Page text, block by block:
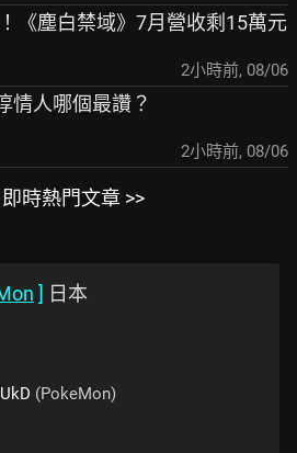
《塵白禁域》7月營收剩15萬元
2小時前, 08/06
情人哪個最讚？
2小時前, 08/06
時熱門文章 >>
] 日本
(PokeMon)